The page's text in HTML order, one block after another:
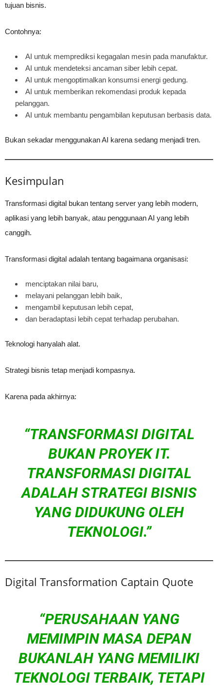
tujuan bisnis.
Contohnya:
AI untuk memprediksi kegagalan mesin pada manufaktur.
AI untuk mendeteksi ancaman siber lebih cepat.
AI untuk mengoptimalkan konsumsi energi gedung.
AI untuk memberikan rekomendasi produk kepada
pelanggan.
AI untuk membantu pengambilan keputusan berbasis data.
Bukan sekadar menggunakan AI karena sedang menjadi tren.
Kesimpulan
Transformasi digital bukan tentang server yang lebih modern,
aplikasi yang lebih banyak, atau penggunaan AI yang lebih
canggih.
Transformasi digital adalah tentang bagaimana organisasi:
menciptakan nilai baru,
melayani pelanggan lebih baik,
mengambil keputusan lebih cepat,
dan beradaptasi lebih cepat terhadap perubahan.
Teknologi hanyalah alat.
Strategi bisnis tetap menjadi kompasnya.
Karena pada akhirnya:
“TRANSFORMASI DIGITAL
BUKAN PROYEK IT.
TRANSFORMASI DIGITAL
ADALAH STRATEGI BISNIS
YANG DIDUKUNG OLEH
TEKNOLOGI.”
Digital Transformation Captain Quote
“PERUSAHAAN YANG
MEMIMPIN MASA DEPAN
BUKANLAH YANG MEMILIKI
TEKNOLOGI TERBAIK, TETAPI